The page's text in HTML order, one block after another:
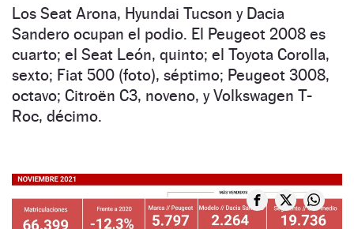
Los Seat Arona, Hyundai Tucson y Dacia
Sandero ocupan el podio. El Peugeot 2008 es
cuarto; el Seat León, quinto; el Toyota Corolla,
sexto; Fiat 500 (foto), séptimo; Peugeot 3008,
octavo; Citroën C3, noveno, y Volkswagen T-
Roc, décimo.